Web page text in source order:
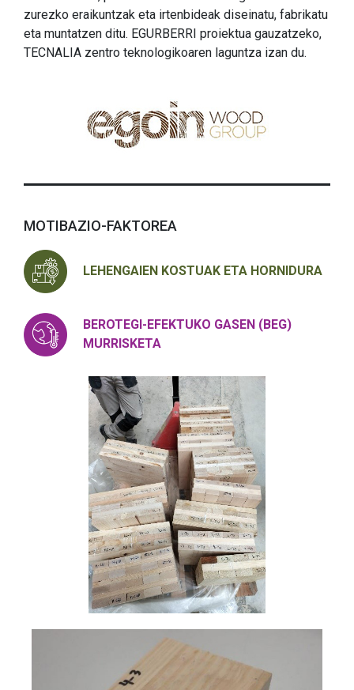
zurezko eraikuntzak eta irtenbideak diseinatu, fabrikatu
eta muntatzen ditu. EGURBERRI proiektua gauzatzeko,
TECNALIA zentro teknologikoaren laguntza izan du.
MOTIBAZIO-FAKTOREA
LEHENGAIEN KOSTUAK ETA HORNIDURA
BEROTEGI-EFEKTUKO GASEN (BEG)
MURRISKETA